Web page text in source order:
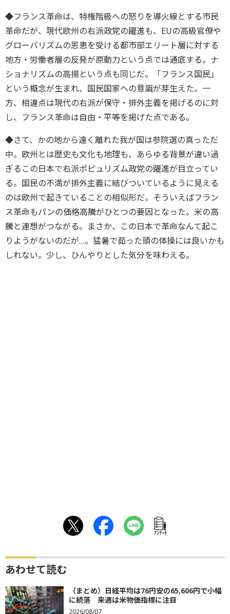
◆フランス革命は、特権階級への怒りを導火線とする市民
革命だが、現代欧州の右派政党の躍進も、EUの高級官僚や
グローバリズムの恩恵を受ける都市部エリート層に対する
地方・労働者層の反発が原動力という点では通底する。ナ
ショナリズムの高揚という点も同じだ。「フランス国民」
という概念が生まれ、国民国家への意識が芽生えた。一
方、相違点は現代の右派が保守・排外主義を掲げるのに対
し、フランス革命は自由・平等を掲げた点である。
◆さて、かの地から遠く離れた我が国は参院選の真っただ
中。欧州とは歴史も文化も地理も、あらゆる背景が違い過
ぎるこの日本で右派ポピュリズム政党の躍進が目立ってい
る。国民の不満が排外主義に結びついているように見える
のは欧州で起きていることの相似形だ。そういえばフラン
ス革命もパンの価格高騰がひとつの要因となった。米の高
騰と連想がつながる。まさか、この日本で革命なんて起こ
りようがないのだが…。猛暑で茹った頭の体操には良いかも
しれない。少し、ひんやりとした気分を味わえる。
ｱﾝｹｰﾄ
あわせて読む
（まとめ）日経平均は76円安の65,606円で小幅
に続落 来週は米物価指標に注目
2026/08/07